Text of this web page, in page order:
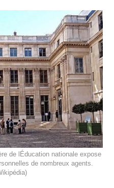
de lÉducation nationale expose
de nombreux agents.